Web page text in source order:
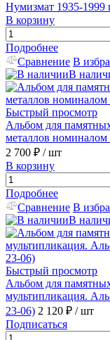
Нумизмат 1935-1999
В корзину
Подробнее
Сравнение В
В
Быстрый просмотр
Альбом для
металлов
2 700 ₽ / шт
В корзину
Подробнее
Сравнение В
В
Быстрый просмотр
Альбом для
мультипликация.
23-06) 2 120 ₽ / шт
Подписаться